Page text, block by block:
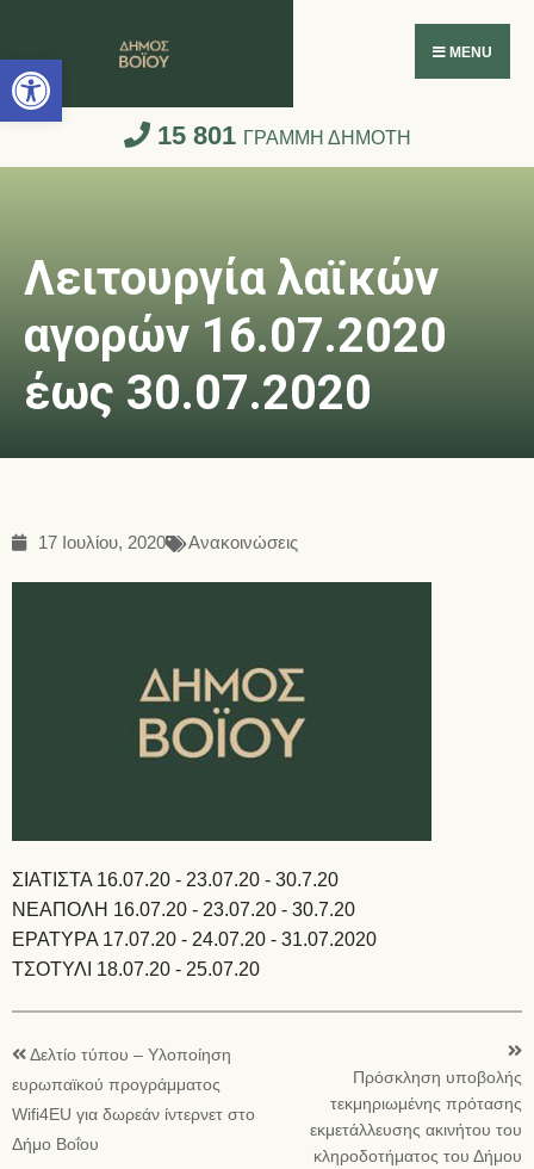
Ανοίξτε τη γραμμή εργαλείων
MENU
15 801 ΓΡΑΜΜΗ ΔΗΜΟΤΗ
Λειτουργία λαϊκών
αγορών 16.07.2020
έως 30.07.2020
17 Ιουλίου, 2020 Ανακοινώσεις
ΣΙΑΤΙΣΤΑ 16.07.20 - 23.07.20 - 30.7.20
ΝΕΑΠΟΛΗ 16.07.20 - 23.07.20 - 30.7.20
ΕΡΑΤΥΡΑ 17.07.20 - 24.07.20 - 31.07.2020
ΤΣΟΤΥΛΙ 18.07.20 - 25.07.20
Δελτίο τύπου – Υλοποίηση
ευρωπαϊκού προγράμματος
Wifi4EU για δωρεάν ίντερνετ στο
Δήμο Βοΐου
Πρόσκληση υποβολής
τεκμηριωμένης πρότασης
εκμετάλλευσης ακινήτου του
κληροδοτήματος του Δήμου